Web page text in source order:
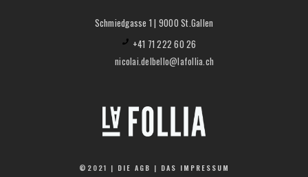
Schmiedgasse 1 | 9000 St.Gallen
+41 71 222 60 26
nicolai.delbello@lafollia.ch
©2021 | DIE AGB | DAS IMPRESSUM